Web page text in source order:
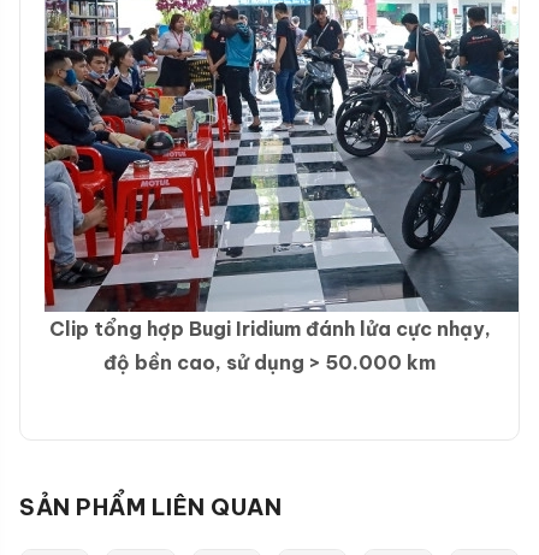
Clip tổng hợp Bugi Iridium đánh lửa cực nhạy,
độ bền cao, sử dụng > 50.000 km
SẢN PHẨM LIÊN QUAN